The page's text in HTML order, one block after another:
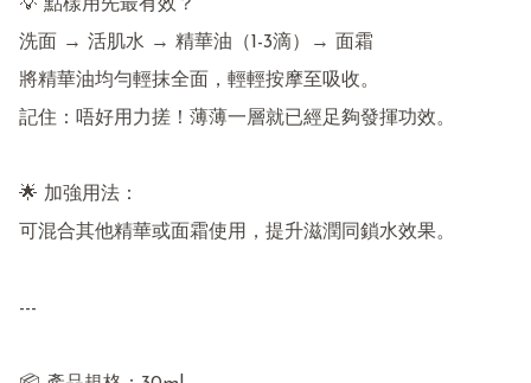
💡 點樣用先最有效？
洗面 → 活肌水 → 精華油（1-3滴）→ 面霜
將精華油均勻輕抹全面，輕輕按摩至吸收。
記住：唔好用力搓！薄薄一層就已經足夠發揮功效。
🌟 加強用法：
可混合其他精華或面霜使用，提升滋潤同鎖水效果。
---